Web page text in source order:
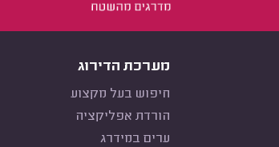
מערכת הדירוג
חיפוש בעל מקצוע
הורדת אפליקציה
ערים במידרג